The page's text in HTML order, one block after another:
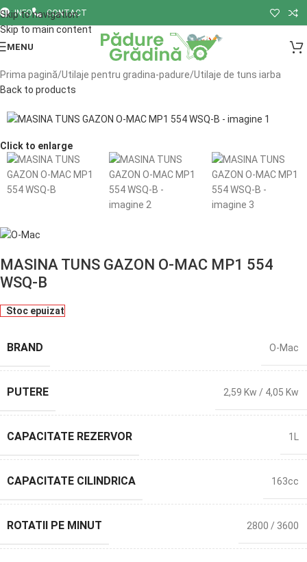
Skip to navigation
Skip to main content
INFO CONTACT
MENU
Prima pagină/Utilaje pentru gradina-padure/Utilaje de tuns iarba
Back to products
Click to enlarge
MASINA TUNS GAZON O-MAC MP1 554
WSQ-B
Stoc epuizat
BRAND O-Mac
PUTERE 2,59 Kw / 4,05 Kw
CAPACITATE REZERVOR 1L
CAPACITATE CILINDRICA 163cc
ROTATII PE MINUT 2800 / 3600